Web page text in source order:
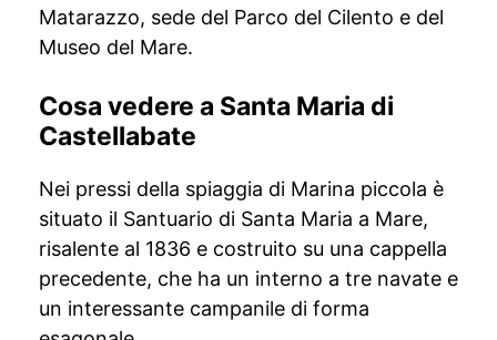
Matarazzo, sede del Parco del Cilento e del
Museo del Mare.
Cosa vedere a Santa Maria di
Castellabate
Nei pressi della spiaggia di Marina piccola è
situato il Santuario di Santa Maria a Mare,
risalente al 1836 e costruito su una cappella
precedente, che ha un interno a tre navate e
un interessante campanile di forma